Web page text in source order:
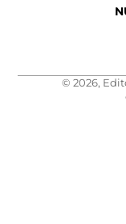
© 2026,